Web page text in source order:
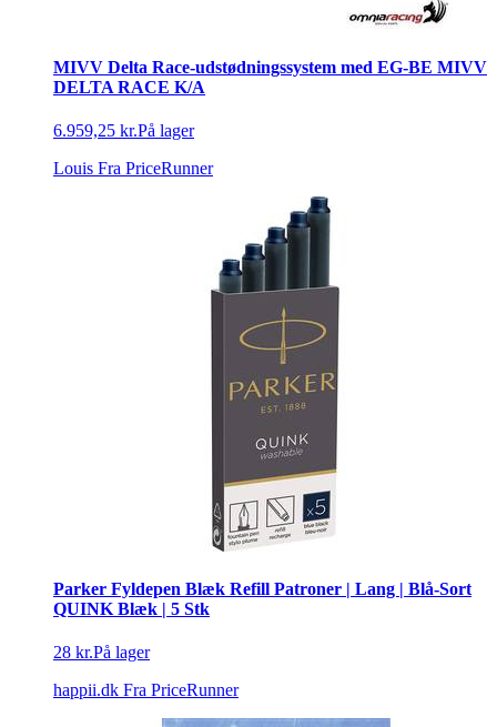
MIVV Delta Race-udstødningssystem med EG-BE MIVV
DELTA RACE K/A
6.959,25 kr.På lager
Louis Fra PriceRunner
Parker Fyldepen Blæk Refill Patroner | Lang | Blå-Sort
QUINK Blæk | 5 Stk
28 kr.På lager
happii.dk Fra PriceRunner